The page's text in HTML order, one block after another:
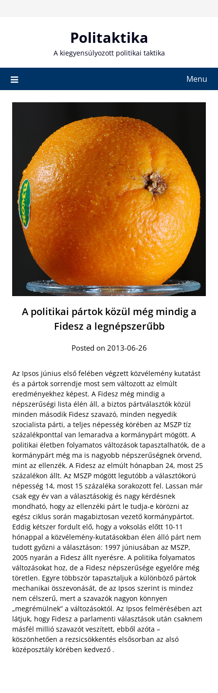
Politaktika
A kiegyensúlyozott politikai taktika
Menu
A politikai pártok közül még mindig a
Fidesz a legnépszerűbb
Posted on 2013-06-26
Az Ipsos június első felében végzett közvélemény kutatást
és a pártok sorrendje most sem változott az elmúlt
eredményekhez képest. A Fidesz még mindig a
népszerűségi lista élén áll, a biztos pártválasztók közül
minden második Fidesz szavazó, minden negyedik
szocialista párti, a teljes népesség körében az MSZP tíz
százalékponttal van lemaradva a kormánypárt mögött. A
politikai életben folyamatos változások tapasztalhatók, de a
kormánypárt még ma is nagyobb népszerűségnek örvend,
mint az ellenzék. A Fidesz az elmúlt hónapban 24, most 25
százalékon állt. Az MSZP mögött legutóbb a választókorú
népesség 14, most 15 százaléka sorakozott fel. Lassan már
csak egy év van a választásokig és nagy kérdésnek
mondható, hogy az ellenzéki párt le tudja-e körözni az
egész ciklus során magabiztosan vezető kormánypártot.
Eddig kétszer fordult elő, hogy a voksolás előtt 10-11
hónappal a közvélemény-kutatásokban élen álló párt nem
tudott győzni a választáson: 1997 júniusában az MSZP,
2005 nyarán a Fidesz állt nyerésre. A politika folyamatos
változásokat hoz, de a Fidesz népszerűsége egyelőre még
töretlen. Egyre többször tapasztaljuk a különböző pártok
mechanikai összevonását, de az Ipsos szerint is mindez
nem célszerű, mert a szavazók nagyon könnyen
„megrémülnek” a változásoktól. Az Ipsos felmérésében azt
látjuk, hogy Fidesz a parlamenti választások után csaknem
másfél millió szavazót veszített, ebből azóta –
köszönhetően a rezsicsökkentés elsősorban az alsó
középosztály körében kedvező .